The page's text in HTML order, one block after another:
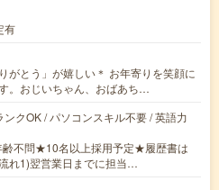
有
がとう」が嬉しい＊ お年寄りを笑顔に
。おじいちゃん、おばあち…
ンクOK / パソコンスキル不要 / 英語力
齢不問★10名以上採用予定★履歴書は
れ1)翌営業日までに担当…